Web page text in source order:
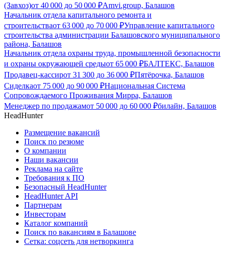
(Завхоз)от 40 000 до 50 000 ₽Amvi.group, Балашов
Начальник отдела капитального ремонта и
строительстваот 63 000 до 70 000 ₽Управление капитального
строительства администрации Балашовского муниципального
района, Балашов
Начальник отдела охраны труда, промышленной безопасности
и охраны окружающей средыот 65 000 ₽БАЛТЕКС, Балашов
Продавец-кассирот 31 300 до 36 000 ₽Пятёрочка, Балашов
Сиделкаот 75 000 до 90 000 ₽Национальная Система
Сопровождаемого Проживания Мирра, Балашов
Менеджер по продажамот 50 000 до 60 000 ₽билайн, Балашов
HeadHunter
Размещение вакансий
Поиск по резюме
О компании
Наши вакансии
Реклама на сайте
Требования к ПО
Безопасный HeadHunter
HeadHunter API
Партнерам
Инвесторам
Каталог компаний
Поиск по вакансиям в Балашове
Сетка: соцсеть для нетворкинга